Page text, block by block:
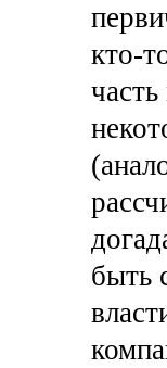
кто-
быть